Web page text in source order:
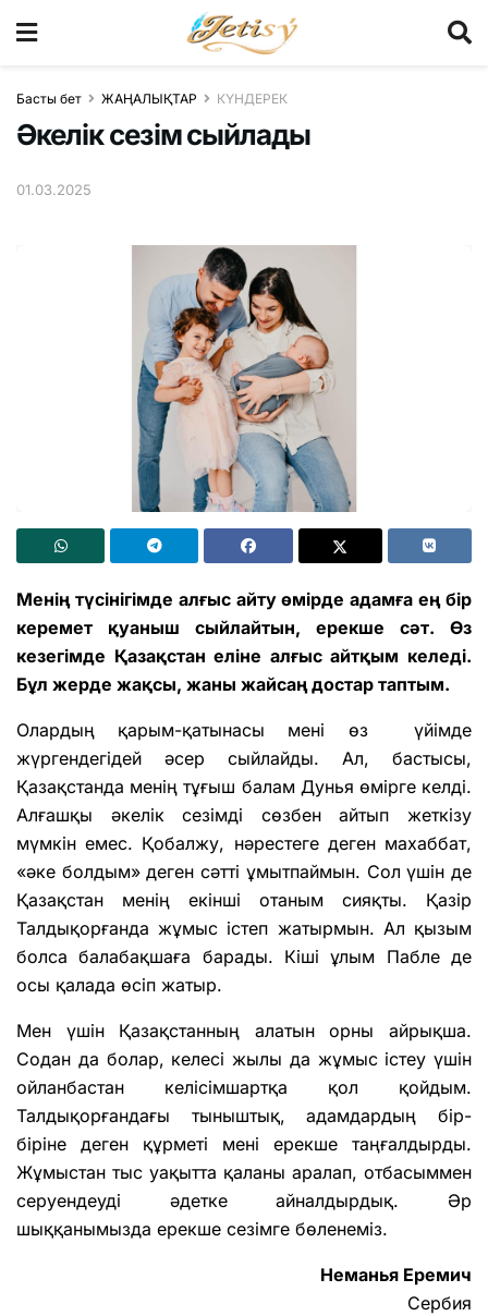
Басты бет ЖАҢАЛЫҚТАР КҮНДЕРЕК
Әкелік сезім сыйлады
01.03.2025
Менің түсінігімде алғыс айту өмірде адамға ең бір
керемет қуаныш сыйлайтын, ерекше сәт. Өз
кезегімде Қазақстан еліне алғыс айтқым келеді.
Бұл жерде жақсы, жаны жайсаң достар таптым.
Олардың қарым-қатынасы мені өз үйімде
жүргендегідей әсер сыйлайды. Ал, бастысы,
Қазақстанда менің тұғыш балам Дунья өмірге келді.
Алғашқы әкелік сезімді сөзбен айтып жеткізу
мүмкін емес. Қобалжу, нәрестеге деген махаббат,
«әке болдым» деген сәтті ұмытпаймын. Сол үшін де
Қазақстан менің екінші отаным сияқты. Қазір
Талдықорғанда жұмыс істеп жатырмын. Ал қызым
болса балабақшаға барады. Кіші ұлым Пабле де
осы қалада өсіп жатыр.
Мен үшін Қазақстанның алатын орны айрықша.
Содан да болар, келесі жылы да жұмыс істеу үшін
ойланбастан келісімшартқа қол қойдым.
Талдықорғандағы тыныштық, адамдардың бір-
біріне деген құрметі мені ерекше таңғалдырды.
Жұмыстан тыс уақытта қаланы аралап, отбасыммен
серуендеуді әдетке айналдырдық. Әр
шыққанымызда ерекше сезімге бөленеміз.
Неманья Еремич
Сербия